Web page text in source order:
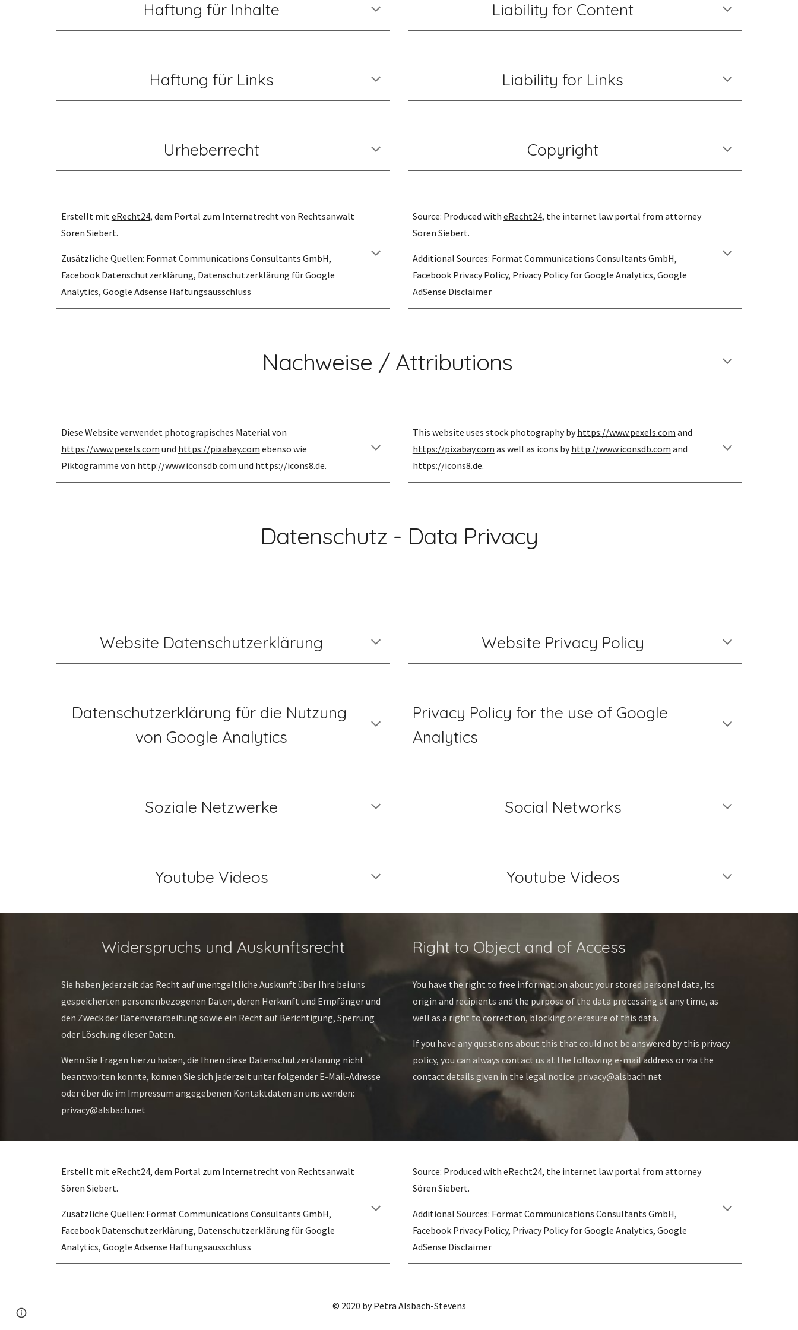
Haftung für Inhalte Liability for Content
Haftung für Links Liability for Links
Urheberrecht Copyright
Erstellt mit eRecht24, dem Portal zum Internetrecht von Rechtsanwalt
Sören Siebert.
Zusätzliche Quellen: Format Communications Consultants GmbH,
Facebook Datenschutzerklärung, Datenschutzerklärung für Google
Analytics, Google Adsense Haftungsausschluss
Source: Produced with eRecht24, the internet law portal from attorney
Sören Siebert.
Additional Sources: Format Communications Consultants GmbH,
Facebook Privacy Policy, Privacy Policy for Google Analytics, Google
AdSense Disclaimer
Nachweise / Attributions
Diese Website verwendet photograpisches Material von
https://www.pexels.com und https://pixabay.com ebenso wie
Piktogramme von http://www.iconsdb.com und https://icons8.de.
This website uses stock photography by https://www.pexels.com and
https://pixabay.com as well as icons by http://www.iconsdb.com and
https://icons8.de.
Datenschutz - Data Privacy
Website Datenschutzerklärung Website Privacy Policy
Datenschutzerklärung für die Nutzung
von Google Analytics
Privacy Policy for the use of Google
Analytics
Soziale Netzwerke Social Networks
Youtube Videos Youtube Videos
Widerspruchs und Auskunftsrecht
Sie haben jederzeit das Recht auf unentgeltliche Auskunft über Ihre bei uns
gespeicherten personenbezogenen Daten, deren Herkunft und Empfänger und
den Zweck der Datenverarbeitung sowie ein Recht auf Berichtigung, Sperrung
oder Löschung dieser Daten.
Wenn Sie Fragen hierzu haben, die Ihnen diese Datenschutzerklärung nicht
beantworten konnte, können Sie sich jederzeit unter folgender E-Mail-Adresse
privacy@alsbach.net
Right to Object and of Access
You have the right to free information about your stored personal data, its
origin and recipients and the purpose of the data processing at any time, as
well as a right to correction, blocking or erasure of this data.
If you have any questions about this that could not be answered by this privacy
policy, you can always contact us at the following e-mail address or via the
contact details given in the legal notice: privacy@alsbach.net
Erstellt mit eRecht24, dem Portal zum Internetrecht von Rechtsanwalt
Sören Siebert.
Zusätzliche Quellen: Format Communications Consultants GmbH,
Facebook Datenschutzerklärung, Datenschutzerklärung für Google
Analytics, Google Adsense Haftungsausschluss
Source: Produced with eRecht24, the internet law portal from attorney
Sören Siebert.
Additional Sources: Format Communications Consultants GmbH,
Facebook Privacy Policy, Privacy Policy for Google Analytics, Google
AdSense Disclaimer
© 2020 byPetra Alsbach-Stevens